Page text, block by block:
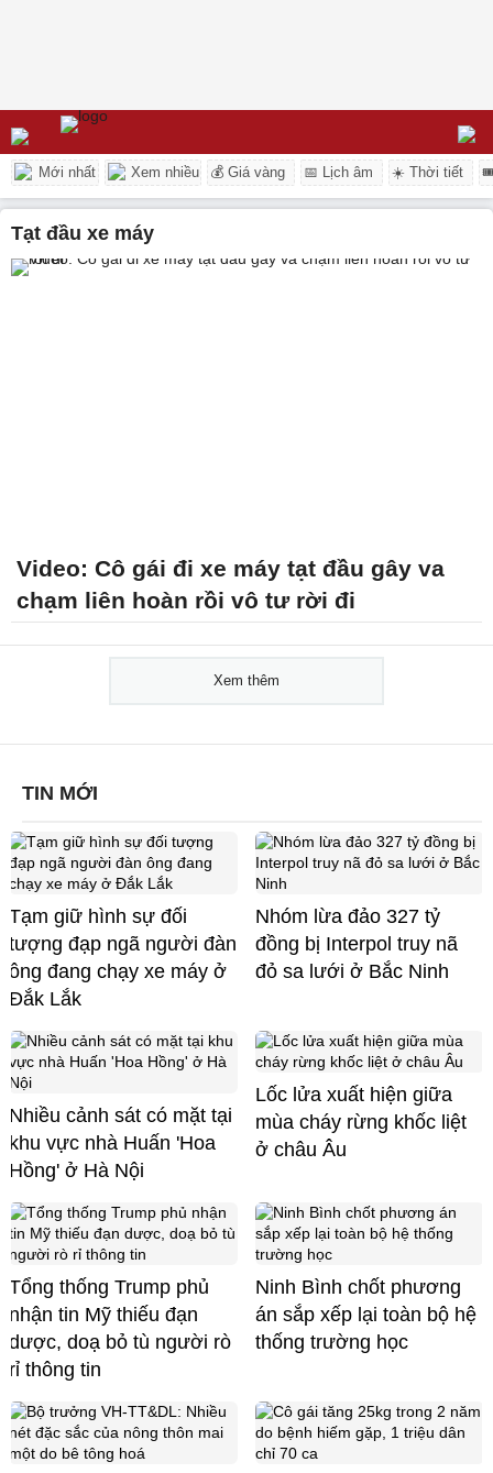
Mới nhất Xem nhiều 💰 Giá vàng 📅 Lịch âm ☀️ Thời tiết
tạt đầu xe máy
Video: Cô gái đi xe máy tạt đầu gây va
chạm liên hoàn rồi vô tư rời đi
Xem thêm
TIN MỚI
Tạm giữ hình sự đối
tượng đạp ngã người đàn
ông đang chạy xe máy ở
Đắk Lắk
Nhóm lừa đảo 327 tỷ
đồng bị Interpol truy nã
đỏ sa lưới ở Bắc Ninh
Nhiều cảnh sát có mặt tại
khu vực nhà Huấn 'Hoa
Hồng' ở Hà Nội
Lốc lửa xuất hiện giữa
mùa cháy rừng khốc liệt
ở châu Âu
Tổng thống Trump phủ
nhận tin Mỹ thiếu đạn
dược, doạ bỏ tù người rò
rỉ thông tin
Ninh Bình chốt phương
án sắp xếp lại toàn bộ hệ
thống trường học